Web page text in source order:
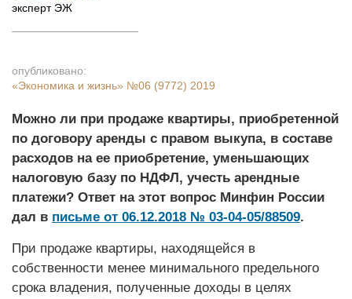
эксперт ЭЖ
опубликовано:
«Экономика и жизнь» №06 (9772) 2019
Можно ли при продаже квартиры, приобретенной
по договору аренды с правом выкупа, в составе
расходов на ее приобретение, уменьшающих
налоговую базу по НДФЛ, учесть арендные
платежи? Ответ на этот вопрос Минфин России
дал в письме от 06.12.2018 № 03-04-05/88509.
При продаже квартиры, находящейся в
собственности менее минимального предельного
срока владения, полученные доходы в целях